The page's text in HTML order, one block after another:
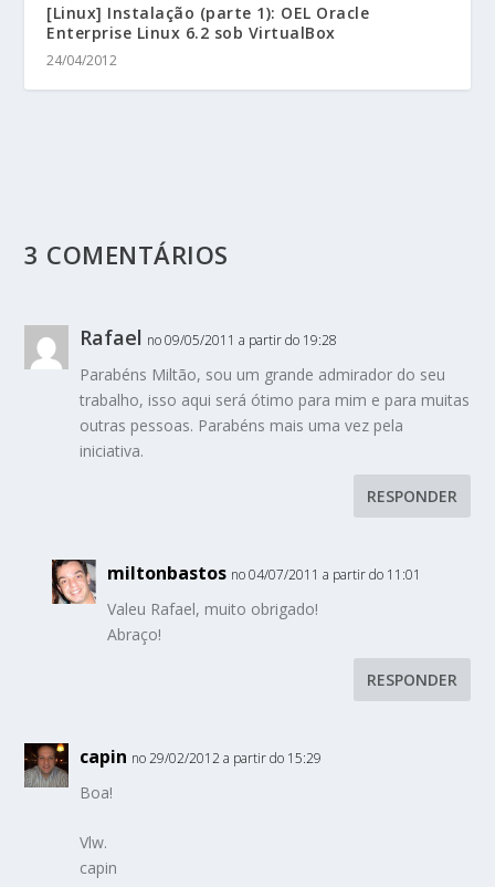
[Linux] Instalação (parte 1): OEL Oracle
Enterprise Linux 6.2 sob VirtualBox
24/04/2012
3 COMENTÁRIOS
Rafael no 09/05/2011 a partir do 19:28
Parabéns Miltão, sou um grande admirador do seu
trabalho, isso aqui será ótimo para mim e para muitas
outras pessoas. Parabéns mais uma vez pela
iniciativa.
RESPONDER
miltonbastos no 04/07/2011 a partir do 11:01
Valeu Rafael, muito obrigado!
Abraço!
RESPONDER
capin no 29/02/2012 a partir do 15:29
Boa!
Vlw.
capin